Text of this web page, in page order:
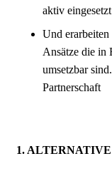
aktiv
Und
Ansätze die in
umsetzbar
Partnerschaft
1.